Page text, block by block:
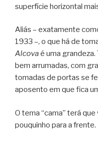
superfície horizontal
Aliás – exatamente
1933 –, o que há de
Alcovaé uma
bem arrumadas, com
tomadas de portas se
aposento em que fica
O tema “cama” terá
pouquinho para a frente.